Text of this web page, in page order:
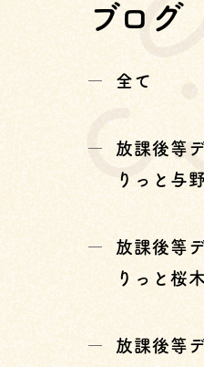
ブログ
全て
放課後等
りっと与
放課後等
りっと桜
放課後等